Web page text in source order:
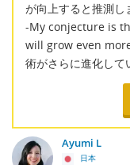
が向上すると推測し
-My conjecture is
will grow even
術がさらに進化して
Ayumi L
日本